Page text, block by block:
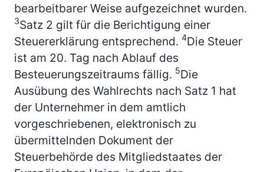
bearbeitbarer Weise aufgezeichnet wurden.
3Satz 2 gilt für die Berichtigung einer
Steuererklärung entsprechend. 4Die Steuer
ist am 20. Tag nach Ablauf des
Besteuerungszeitraums fällig. 5Die
Ausübung des Wahlrechts nach Satz 1 hat
der Unternehmer in dem amtlich
vorgeschriebenen, elektronisch zu
übermittelnden Dokument der
Steuerbehörde des Mitgliedstaates der